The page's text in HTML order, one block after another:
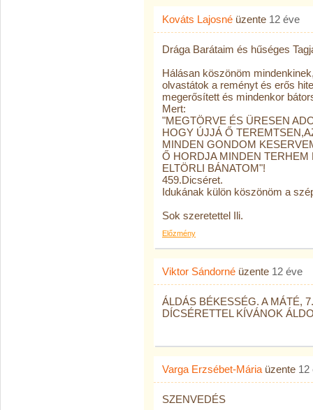
Kováts Lajosné üzente 12 éve
Drága Barátaim és hűséges
Hálásan köszönöm
olvastátok a reményt és erős
megerősített és mindenkor
Mert:
"MEGTÖRVE ÉS ÜRESEN
HOGY ÚJJÁ Ő
MINDEN GONDOM
Ő HORDJA MINDEN TERHEM
ELTÖRLI BÁNATOM"!
459.Dicséret.
Idukának külön köszönöm a
Sok szeretettel Ili.
Előzmény
Viktor Sándorné üzente 12 éve
ÁLDÁS BÉKESSÉG. A MÁTÉ,
DÍCSÉRETTEL KÍVÁNOK
Varga Erzsébet-Mária üzente 12
SZENVEDÉS